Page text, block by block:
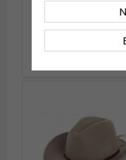
Manzanillo
(dunkel natur)
€39.99